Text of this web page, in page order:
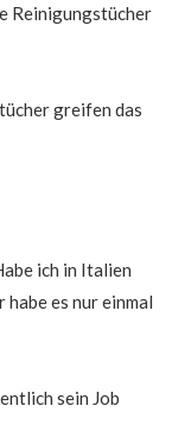
Reinigungstücher
greifen das
ich in Italien
habe es nur einmal
sein Job